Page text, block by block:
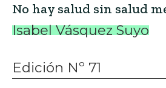
No hay salud sin salud
Isabel Vásquez Suyo
Edición Nº 71